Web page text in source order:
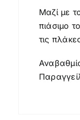
Μαζί με
πιάσιμο
τις